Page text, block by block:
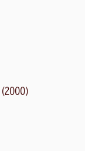
(2000)